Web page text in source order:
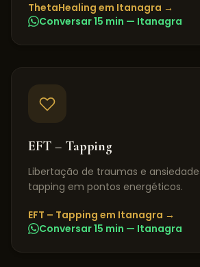
ThetaHealing em Itanagra →
Conversar 15 min — Itanagra
EFT – Tapping
Libertação de traumas e
tapping em pontos energéticos.
EFT – Tapping em Itanagra →
Conversar 15 min — Itanagra